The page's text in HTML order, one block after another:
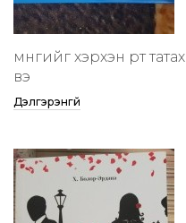
мөнгийг хэрхэн өөртөө татах
вэ
Дэлгэрэнгүй